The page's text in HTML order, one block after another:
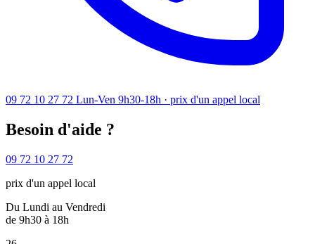
09 72 10 27 72 Lun-Ven 9h30-18h · prix d'un appel local
Besoin d'aide ?
09 72 10 27 72
prix d'un appel local
Du Lundi au Vendredi
de 9h30 à 18h